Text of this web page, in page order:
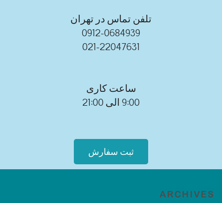
تلفن تماس در تهران
0912-0684939
021-22047631
ساعت کاری
9:00 الی 21:00
ثبت سفارش
ARCHIVES